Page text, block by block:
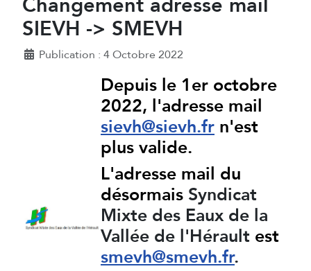
Changement adresse mail
SIEVH -> SMEVH
DétailsPublication : 4 Octobre 2022
Depuis le 1er octobre
2022, l'adresse mail
sievh@sievh.fr n'est
plus valide.
L'adresse mail du
désormais Syndicat
Mixte des Eaux de la
Vallée de l'Hérault est
smevh@smevh.fr.